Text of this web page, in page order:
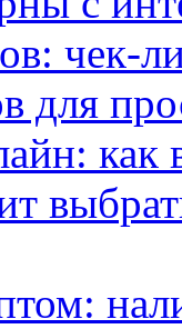
чек-
для
как